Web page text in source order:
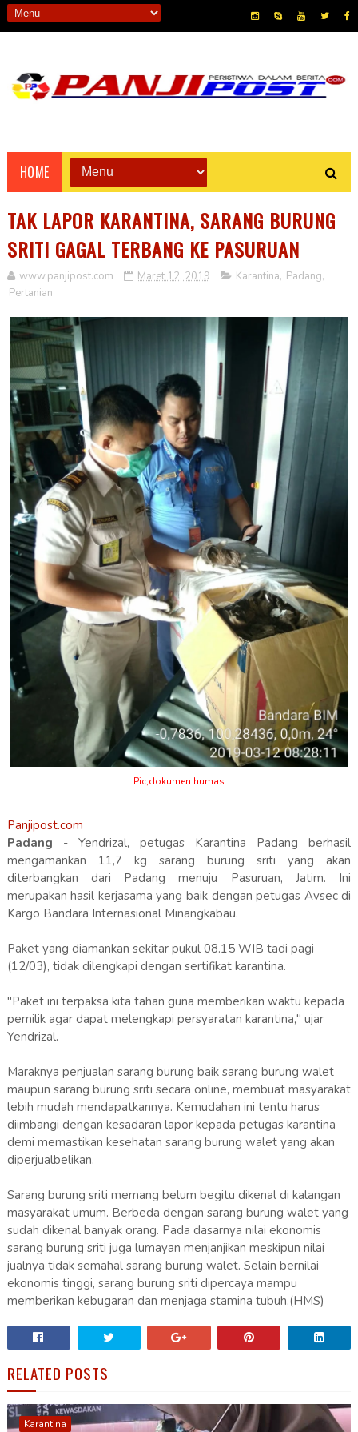
HOME
TAK LAPOR KARANTINA, SARANG BURUNG
SRITI GAGAL TERBANG KE PASURUAN
www.panjipost.com Maret 12, 2019 Karantina, Padang,
Pertanian
Pic;dokumen humas
Panjipost.com
Padang - Yendrizal, petugas Karantina Padang berhasil
mengamankan 11,7 kg sarang burung sriti yang akan
diterbangkan dari Padang menuju Pasuruan, Jatim. Ini
merupakan hasil kerjasama yang baik dengan petugas Avsec di
Kargo Bandara Internasional Minangkabau.
Paket yang diamankan sekitar pukul 08.15 WIB tadi pagi
(12/03), tidak dilengkapi dengan sertifikat karantina.
"Paket ini terpaksa kita tahan guna memberikan waktu kepada
pemilik agar dapat melengkapi persyaratan karantina," ujar
Yendrizal.
Maraknya penjualan sarang burung baik sarang burung walet
maupun sarang burung sriti secara online, membuat masyarakat
lebih mudah mendapatkannya. Kemudahan ini tentu harus
diimbangi dengan kesadaran lapor kepada petugas karantina
demi memastikan kesehatan sarang burung walet yang akan
diperjualbelikan.
Sarang burung sriti memang belum begitu dikenal di kalangan
masyarakat umum. Berbeda dengan sarang burung walet yang
sudah dikenal banyak orang. Pada dasarnya nilai ekonomis
sarang burung sriti juga lumayan menjanjikan meskipun nilai
jualnya tidak semahal sarang burung walet. Selain bernilai
ekonomis tinggi, sarang burung sriti dipercaya mampu
memberikan kebugaran dan menjaga stamina tubuh.(HMS)
RELATED POSTS
Karantina